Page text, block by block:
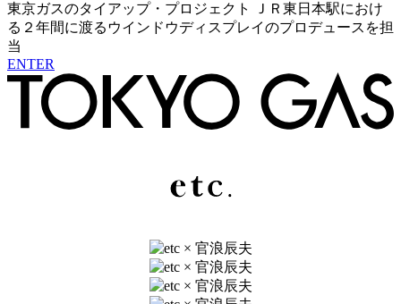
東京ガスのタイアップ・プロジェクト ＪＲ東日本駅におけ
る２年間に渡るウインドウディスプレイのプロデュースを担
当
ENTER